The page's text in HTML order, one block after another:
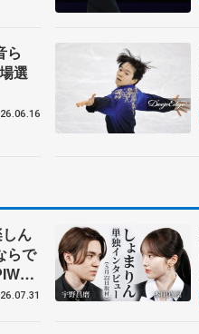
ら
選
ん
らで
前